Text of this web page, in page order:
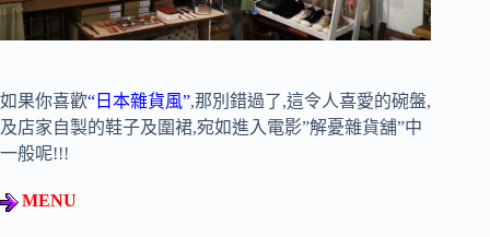
如果你喜歡“日本雜貨風”,那別錯過了,這令人喜愛的碗盤,
及店家自製的鞋子及圍裙,宛如進入電影”解憂雜貨舖”中
一般呢!!!
MENU